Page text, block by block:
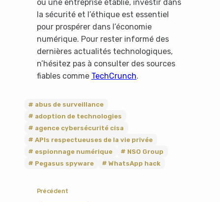
ou une entreprise établie, investir dans
la sécurité et l’éthique est essentiel
pour prospérer dans l’économie
numérique. Pour rester informé des
dernières actualités technologiques,
n’hésitez pas à consulter des sources
fiables comme TechCrunch.
abus de surveillance
adoption de technologies
agence cybersécurité cisa
APIs respectueuses de la vie privée
espionnage numérique
NSO Group
Pegasus spyware
WhatsApp hack
Précédent